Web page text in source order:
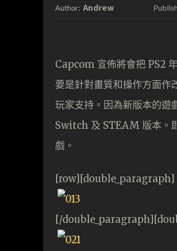
Author: Andrew
Capcom 宣佈將會把 PS2
要是針對畫質和操作方面作
玩家支持。因為新版本的
Switch 及 STEAM 版本。
戲。
[row][double_paragraph]
[/